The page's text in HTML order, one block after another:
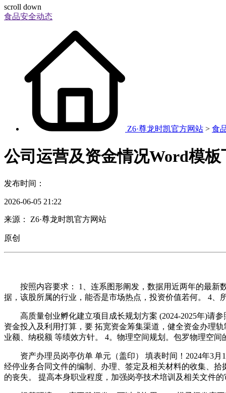
scroll down
食品安全动态
Z6·尊龙时凯官方网站 > 食
公司运营及资金情况Word模板
发布时间：
2026-06-05 21:22
来源： Z6·尊龙时凯官方网站
原创
按照内容要求： 1、连系图形阐发，数据用近两年的最新
据，该股所属的行业，能否是市场热点，投资价值若何。 4、
高质量创业孵化建立项目成长规划方案 (2024-2025年)请参
资金投入及利用打算，要 拓宽资金筹集渠道，健全资金办理
业额、纳税额 等绩效方针。 4。物理空间规划。包罗物理空
资产办理员岗亭仿单 单元（盖印） 填表时间！2024年3月
经停业务合同文件的编制、办理、签定及相关材料的收集、
的丧失。 提高本身职业程度，加强岗亭技术培训及相关文件